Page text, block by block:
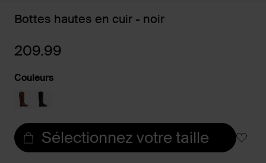
Bottes hautes en cuir - noir
209.99
Couleurs
Sélectionnez votre taille